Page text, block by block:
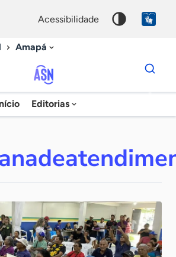
acessibilidade
Amapá
Agência
Sebrae
Notícias
Editorias
Dados
para
chave